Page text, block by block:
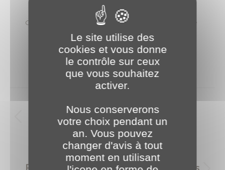
Catégories :
Vie de l'entreprise & des équipes
6 septembre 2023
Étiquettes : À la découverte Communication
NavigationPRÉCÉDENT
Article
précédent
:
Bienvenue Luca 😀
SUIVANT
Le site utilise des
cookies et vous donne
le contrôle sur ceux
que vous souhaitez
activer.
Nous conserverons
votre choix pendant un
an. Vous pouvez
changer d'avis à tout
moment en utilisant